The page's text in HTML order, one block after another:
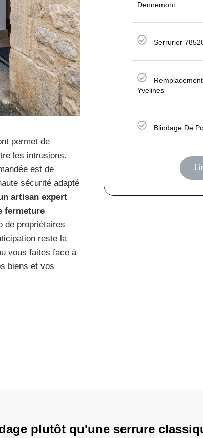
permet de
les intrusions.
est de
sécurité adapté
artisan expert
fermeture
de propriétaires
reste la
vous faites face à
biens et vos
Dennemont
Serrurier
Yvelines
Blindage De
plutôt qu'une serrure